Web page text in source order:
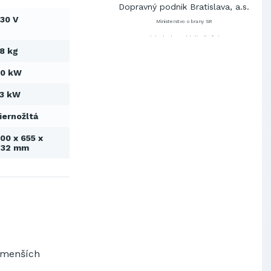
V
kg
kW
kW
x 655 x
mm
menších
Dopravný podnik Bratislava, a.s.
Ministerstvo obrany SR
Východoslovenská distribučná,